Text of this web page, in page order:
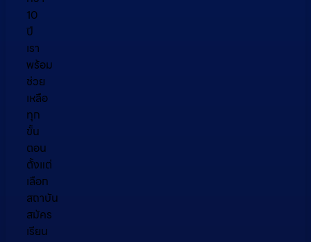
10
ปี
เรา
พร้อม
ช่วย
เหลือ
ทุก
ขั้น
ตอน
ตั้งแต่
เลือก
สถาบัน
สมัคร
เรียน